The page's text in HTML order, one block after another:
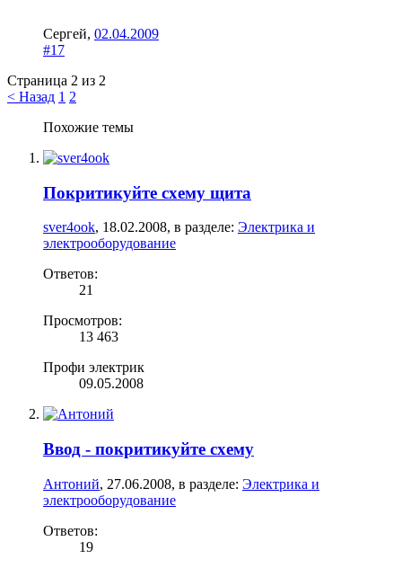
Сергей, 02.04.2009
#17
Страница 2 из 2
< Назад 1 2
Похожие темы
Покритикуйте схему щита
sver4ook, 18.02.2008, в разделе: Электрика и
электрооборудование
Ответов:
21
Просмотров:
13 463
Профи электрик
09.05.2008
Ввод - покритикуйте схему
Антоний, 27.06.2008, в разделе: Электрика и
электрооборудование
Ответов:
19